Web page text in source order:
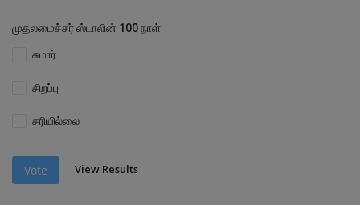
முதலமைச்சர் ஸ்டாலின் 100 நாள்
சுமார்
சிறப்பு
சரியில்லை
Vote View Results